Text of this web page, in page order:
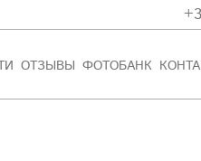
ОТЗЫВЫ ФОТОБАНК